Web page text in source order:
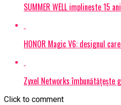
SUMMER WELL implineste
HONOR Magic V6: designul
Zyxel Networks
Click to comment